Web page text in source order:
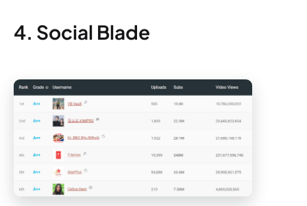
4. Social Blade